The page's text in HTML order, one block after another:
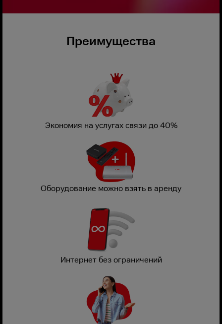
Преимущества
Экономия на услугах связи до 40%
Оборудование можно взять в аренду
Интернет без ограничений